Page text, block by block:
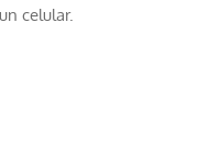
celular.